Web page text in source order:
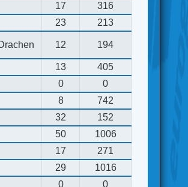
17
316
23
213
12 194
13
405
0
0
8
742
32
152
50
1006
17
271
29
1016
0
0